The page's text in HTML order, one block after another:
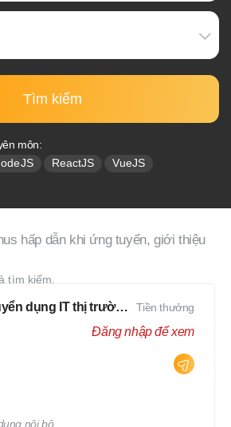
Tìm kiếm
môn:
ReactJS VueJS
hấp dẫn khi ứng tuyển, giới thiệu
tìm kiếm.
Teamleader Tuyển dụng IT thị trường Nhật
nội bộ
Tiền thưởng
Đăng nhập để xem